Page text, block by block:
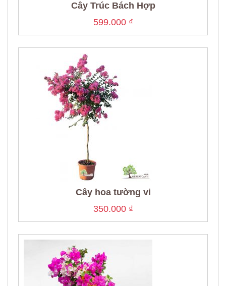
Cây Trúc Bách Hợp
599.000 ₫
Cây hoa tường vi
350.000 ₫